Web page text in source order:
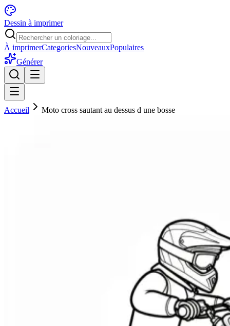
Dessin à imprimer
À imprimerCategoriesNouveauxPopulaires
Générer
Accueil Moto cross sautant au dessus d une bosse